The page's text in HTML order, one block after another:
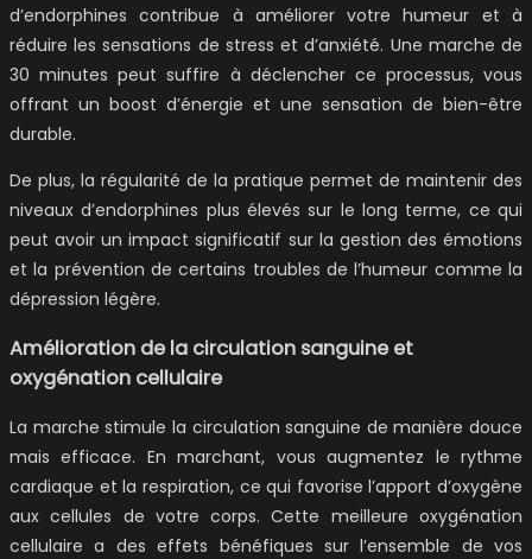
d’endorphines contribue à améliorer votre humeur et à
réduire les sensations de stress et d’anxiété. Une marche de
30 minutes peut suffire à déclencher ce processus, vous
offrant un boost d’énergie et une sensation de bien-être
durable.
De plus, la régularité de la pratique permet de maintenir des
niveaux d’endorphines plus élevés sur le long terme, ce qui
peut avoir un impact significatif sur la gestion des émotions
et la prévention de certains troubles de l’humeur comme la
dépression légère.
Amélioration de la circulation sanguine et
oxygénation cellulaire
La marche stimule la circulation sanguine de manière douce
mais efficace. En marchant, vous augmentez le rythme
cardiaque et la respiration, ce qui favorise l’apport d’oxygène
aux cellules de votre corps. Cette meilleure oxygénation
cellulaire a des effets bénéfiques sur l’ensemble de vos